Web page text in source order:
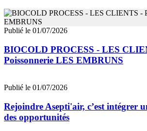
Publié le 01/07/2026
BIOCOLD PROCESS - LES
Poissonnerie LES EMBRUNS
Publié le 01/07/2026
Rejoindre Asepti'air, c’est intégrer
des opportunités